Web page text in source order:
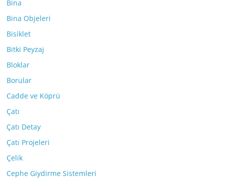
Bina
Bina Objeleri
Bisiklet
Bitki Peyzaj
Bloklar
Borular
Cadde ve Köprü
Çatı
Çatı Detay
Çatı Projeleri
Çelik
Cephe Giydirme Sistemleri